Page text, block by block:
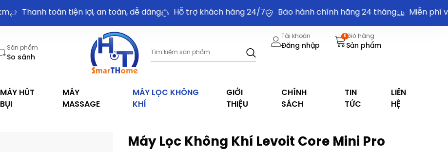
Thanh toán tiện lợi, an toàn, dễ dàng Hỗ trợ khách hàng 24/7 Bảo hành chính hãng 24 tháng Miễn phí vận
Sản phẩm
So sánh
Tài khoản
Đăng nhập
0Giỏ hàng
Sản phẩm
MÁY HÚT
BỤI
MÁY
MASSAGE
MÁY LỌC KHÔNG
KHÍ
GIỚI
THIỆU
CHÍNH
SÁCH
TIN
TỨC
LIÊN
HỆ
Máy Lọc Không Khí Levoit Core Mini Pro